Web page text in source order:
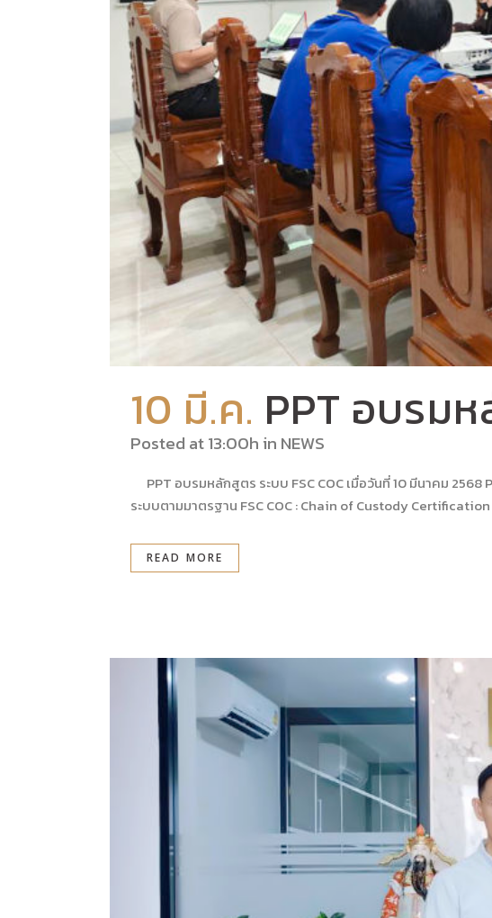
10 มี.ค. PPT อบรมห
Posted at 13:00h in NEWS
PPT อบรมหลักสูตร ระบบ FSC COC เมื่อวันที่ 10 มีนาคม
ระบบตามมาตรฐาน FSC COC : Chain of Custody
READ MORE